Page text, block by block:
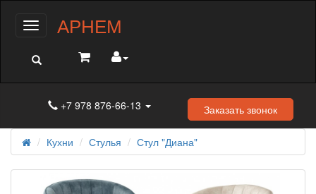
МенюАРНЕМ
+7 978 876-66-13 Заказать звонок
Кухни Стулья Стул "Диана"